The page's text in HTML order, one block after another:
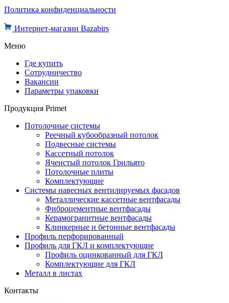
Политика конфиденциальности
Интернет-магазин Bazabirs
Меню
Где купить
Сотрудничество
Вакансии
Параметры упаковки
Продукция Primet
Потолочные системы
Реечный кубообразный потолок
Подвесные системы
Кассетный потолок
Ячеистый потолок Грильято
Потолочные плиты
Комплектующие
Системы навесных вентилируемых фасадов
Металлические кассетные вентфасады
Фиброцементные вентфасады
Керамогранитные вентфасады
Клинкерные и бетонные вентфасады
Профиль перфорированный
Профиль для ГКЛ и комплектующие
Профиль оцинкованный для ГКЛ
Комплектующие для ГКЛ
Металл в листах
Контакты